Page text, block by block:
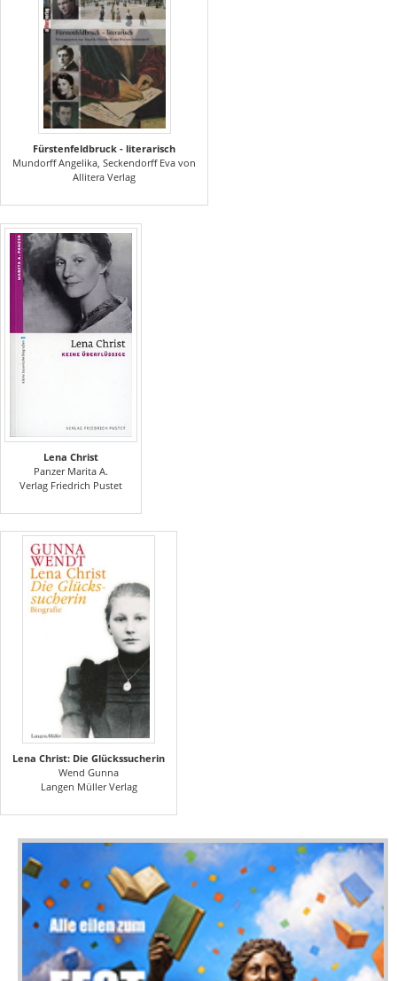
Fürstenfeldbruck - literarisch
Mundorff Angelika, Seckendorff Eva von
Allitera Verlag
Lena Christ
Panzer Marita A.
Verlag Friedrich Pustet
Lena Christ: Die Glückssucherin
Wend Gunna
Langen Müller Verlag